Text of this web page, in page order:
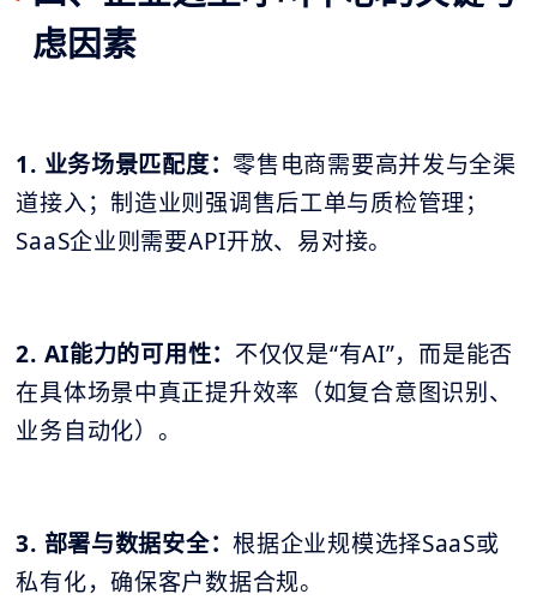
虑因素
1. 业务场景匹配度： 零售电商需要高并发与全渠
道接入；制造业则强调售后工单与质检管理；
SaaS企业则需要API开放、易对接。
2. AI能力的可用性： 不仅仅是“有AI”，而是能否
在具体场景中真正提升效率（如复合意图识别、
业务自动化）。
3. 部署与数据安全：根据企业规模选择SaaS或
私有化，确保客户数据合规。